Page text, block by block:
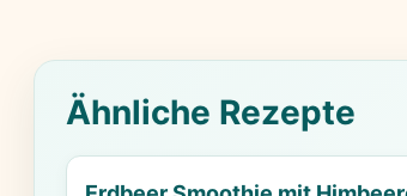
Ähnliche Rezepte